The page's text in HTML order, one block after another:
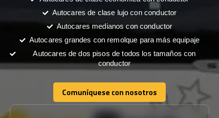
Autocares de clase lujo con conductor
Autocares medianos con conductor
Autocares grandes con remolque para más equipaje
Autocares de dos pisos de todos los tamaños con
conductor
Comuníquese con nosotros
Comuníquese con nosotros